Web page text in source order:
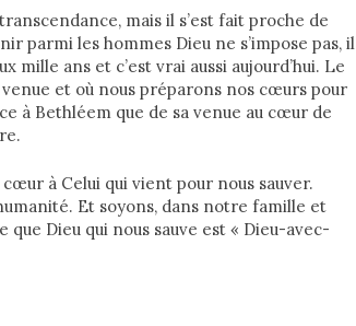
mais il s’est fait proche de
parmi les hommes Dieu ne s’impose pas, il
mille ans et c’est vrai aussi aujourd’hui. Le
et où nous préparons nos cœurs pour
à Bethléem que de sa venue au cœur de
à Celui qui vient pour nous sauver.
Et soyons, dans notre famille et
Dieu qui nous sauve est « Dieu-avec-